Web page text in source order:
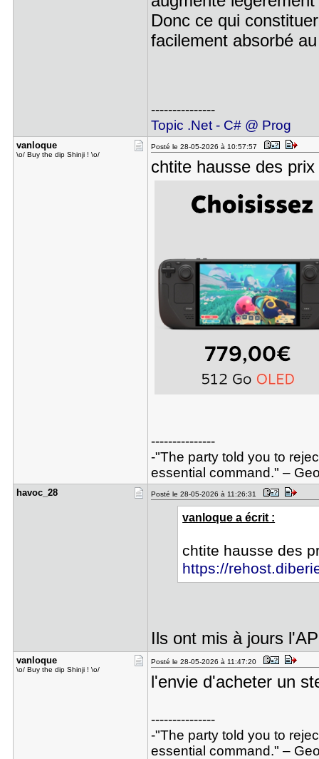
Donc ce qui
facilement absorbé
---------------
Topic .Net - C# @ Prog
vanloque
\o/ Buy the dip Shinji ! \o/
Posté le 28-05-2026 à 10:57:57
chtite hausse des prix
---------------
-"The party told you to
essential command." –
havoc_28 Posté le 28-05-2026 à 11:26:31
vanloque a écrit :
chtite hausse des
https://
Ils ont mis à jours
vanloque
\o/ Buy the dip Shinji ! \o/
Posté le 28-05-2026 à 11:47:20
l'envie d'acheter un
---------------
-"The party told you to
essential command." –